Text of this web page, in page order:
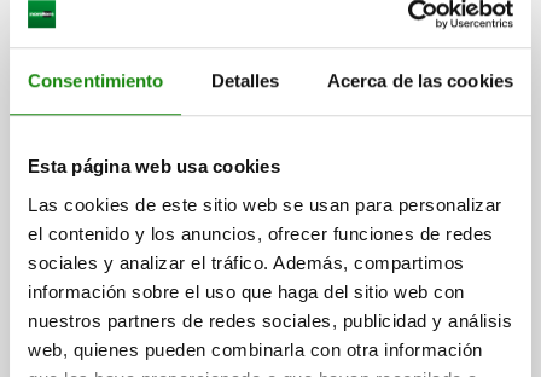
Consentimiento Detalles Acerca de las cookies
Esta página web usa cookies
Las cookies de este sitio web se usan para personalizar
el contenido y los anuncios, ofrecer funciones de redes
sociales y analizar el tráfico. Además, compartimos
información sobre el uso que haga del sitio web con
nuestros partners de redes sociales, publicidad y análisis
web, quienes pueden combinarla con otra información
TENSOR DE FUERZA 3 ETAPAS, VERSIÓN LARGA,
B=75, H=116, ACERO TEMPLE+REVENI. NEGRO
CINCADO
VERSIÓN 1=VERSIÓN LARGA
ANCHO DE RANURA=18
FUERZA DE SUJECIÓN KN=43
FORMA=B
MODELO DE FORMA=SIN BRAZO DE SUJECIÓN
H1=16-147
LONGITUD/ANCHURA=75 ROSCA=M16 ALTURA=116 H3=43
H4=29
H5=29 LONGITUD/ANCHURA=150 L1=25